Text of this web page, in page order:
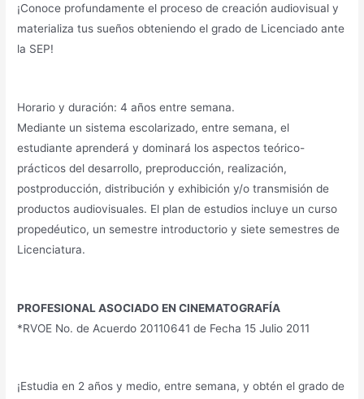
¡Conoce profundamente el proceso de creación audiovisual y
materializa tus sueños obteniendo el grado de Licenciado ante
la SEP!
Horario y duración: 4 años entre semana.
Mediante un sistema escolarizado, entre semana, el
estudiante aprenderá y dominará los aspectos teórico-
prácticos del desarrollo, preproducción, realización,
postproducción, distribución y exhibición y/o transmisión de
productos audiovisuales. El plan de estudios incluye un curso
propedéutico, un semestre introductorio y siete semestres de
Licenciatura.
PROFESIONAL ASOCIADO EN CINEMATOGRAFÍA
*RVOE No. de Acuerdo 20110641 de Fecha 15 Julio 2011
¡Estudia en 2 años y medio, entre semana, y obtén el grado de